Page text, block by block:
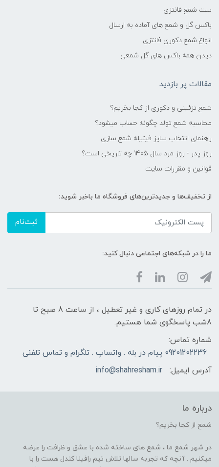
ست شمع فانتزی
باکس گل و شمع های آماده به ارسال
انواع شمع دکوری فانتزی
دیدن همه باکس های گل شمعی
مقالات پر بازدید
شمع تزئینی و دکوری از کجا بخریم؟
محاسبه شمع تولد چگونه حساب میشود؟
راهنمای انتخاب سایز فیتیله شمع سازی
روز پدر - روز مرد سال 1405 چه تاریخی است؟
قوانین و مقررات سایت
از تخفیف‌ها و جدیدترین‌های فروشگاه ما باخبر شوید:
ثبت‌نام
ما را در شبکه‌های اجتماعی دنبال کنید:
در تمام روزهای کاری و غیر تعطیل ، از ساعت 8 صبح تا
8شب پاسخگوی شما هستیم.
شماره تماس:
09201202236 پیام در بله . واتساپ . تلگرام و تماس تلفنی
آدرس ایمیل:
info@shahresham.ir
درباره ما
شمع از کجا بخریم؟
در شهر شمع ما ، شمع های ساخته شده با عشق و ظرافت را عرضه
میکنیم . آنچه که تجربه سالها تلاش تیم رافینا کندل هست را با